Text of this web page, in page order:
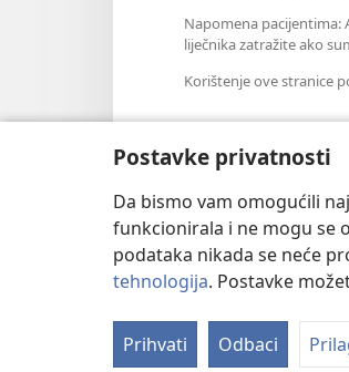
Postavke privatnosti
Da bismo vam omogućili
funkcionirala i ne mogu se
podataka nikada se neće
tehnologija. Postavke
Prihvati Odbaci
Napomena pacijentima:
liječnika zatražite ako
Korištenje ove stranice
Copyright©